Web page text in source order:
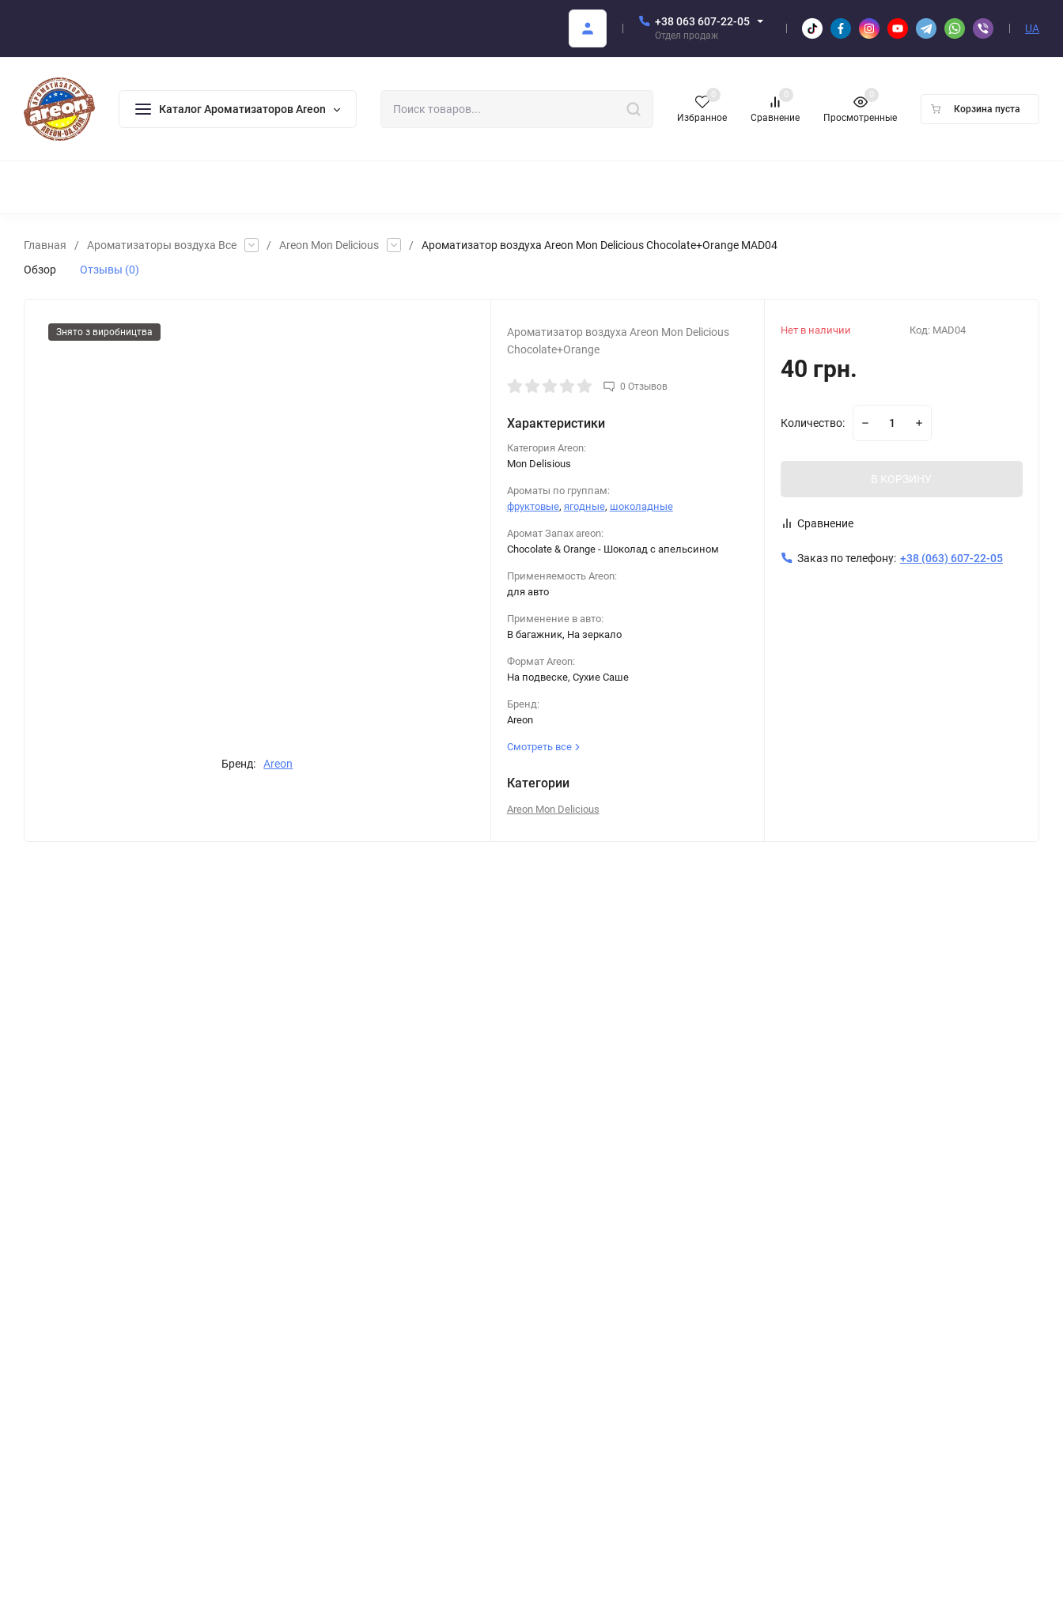
+38 063 607-22-05
Отдел продаж
UA
Каталог Ароматизаторов Areon
Избранное
0
Сравнение
0
Просмотренные
0
Корзина пуста
Главная / Ароматизаторы воздуха Все / Areon Mon Delicious /
Ароматизатор воздуха Areon Mon Delicious Chocolate+Orange MAD04
Обзор
Отзывы (0)
Знято з виробництва
Бренд: Areon
Ароматизатор воздуха Areon Mon Delicious
Chocolate+Orange
0 Отзывов
Характеристики
Категория Areon:
Mon Delisious
Ароматы по группам:
фруктовые, ягодные, шоколадные
Аромат Запах areon:
Chocolate & Orange - Шоколад с апельсином
Применяемость Areon:
для авто
Применение в авто:
В багажник, На зеркало
Формат Areon:
На подвеске, Сухие Саше
Бренд:
Areon
Смотреть все
Категории
Areon Mon Delicious
Нет в наличии Код: MAD04
40 грн.
Количество:
В КОРЗИНУ
Сравнение
Заказ по телефону: +38 (063) 607-22-05